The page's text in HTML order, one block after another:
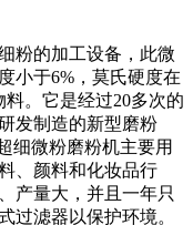
粉的加工设备，此微
小于6%，莫氏硬度在
。它是经过20多次的
发制造的新型磨粉
细微粉磨粉机主要用
、颜料和化妆品行
产量大，并且一年只
过滤器以保护环境。